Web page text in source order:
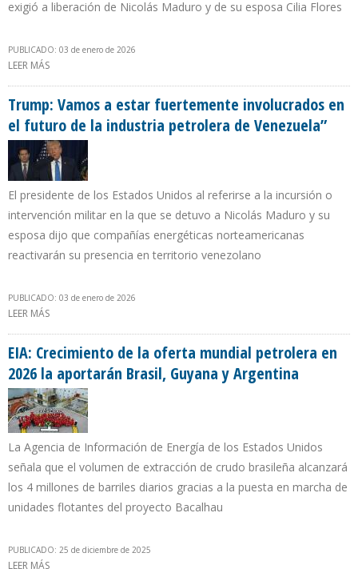
exigió a liberación de Nicolás Maduro y de su esposa Cilia Flores
PUBLICADO: 03 de enero de 2026
LEER MÁS
Trump: Vamos a estar fuertemente involucrados en
el futuro de la industria petrolera de Venezuela”
El presidente de los Estados Unidos al referirse a la incursión o
intervención militar en la que se detuvo a Nicolás Maduro y su
esposa dijo que compañías energéticas norteamericanas
reactivarán su presencia en territorio venezolano
PUBLICADO: 03 de enero de 2026
LEER MÁS
EIA: Crecimiento de la oferta mundial petrolera en
2026 la aportarán Brasil, Guyana y Argentina
La Agencia de Información de Energía de los Estados Unidos
señala que el volumen de extracción de crudo brasileña alcanzará
los 4 millones de barriles diarios gracias a la puesta en marcha de
unidades flotantes del proyecto Bacalhau
PUBLICADO: 25 de diciembre de 2025
LEER MÁS